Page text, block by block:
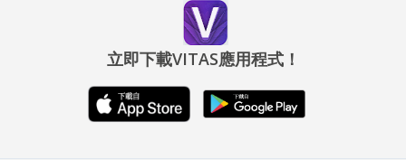
立即下載VITAS應用程式！